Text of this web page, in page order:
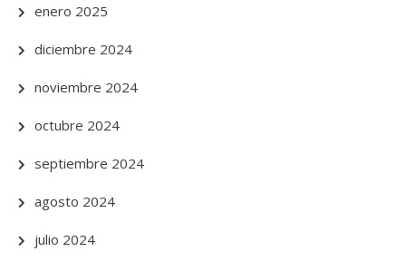
enero 2025
diciembre 2024
noviembre 2024
octubre 2024
septiembre 2024
agosto 2024
julio 2024